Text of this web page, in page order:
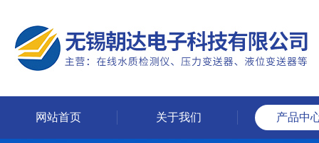
网站首页 关于我们 产品中